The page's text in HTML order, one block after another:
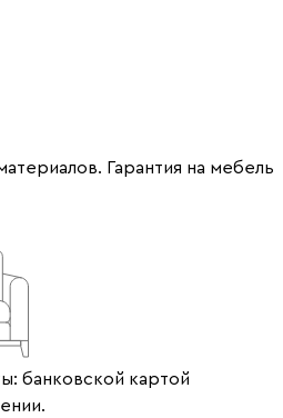
Гарантия на мебель
банковской картой